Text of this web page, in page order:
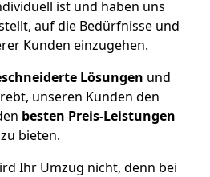
ist und haben uns
auf die Bedürfnisse und
Kunden einzugehen.
Lösungen und
unseren Kunden den
besten Preis-Leistungen
zu bieten.
Ihr Umzug nicht, denn bei